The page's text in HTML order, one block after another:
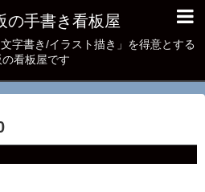
の手書き看板屋
字書き/イラスト描き」を得意とする
の看板屋です